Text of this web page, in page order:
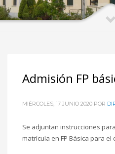
Admisión FP
MIÉRCOLES, 17 JUNIO 2020 POR
Se adjuntan instrucciones
matrícula en FP Básica para el